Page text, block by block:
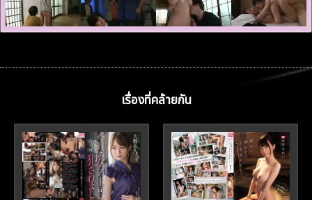
เรื่องที่คล้ายกัน